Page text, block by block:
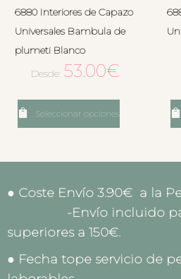
6880 Interiores de Capazo
Universales Bambula de
plumeti Blanco
Desde:53.00€
Seleccionar opciones
● Coste Envío 3.90€
-Envío incluido
superiores a 150€.
● Fecha tope servicio de